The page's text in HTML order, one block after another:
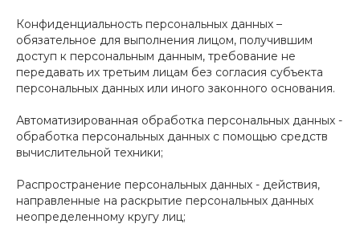
Конфиденциальность персональных данных –
обязательное для выполнения лицом, получившим
доступ к персональным данным, требование не
передавать их третьим лицам без согласия субъекта
персональных данных или иного законного основания.
Автоматизированная обработка персональных данных -
обработка персональных данных с помощью средств
вычислительной техники;
Распространение персональных данных - действия,
направленные на раскрытие персональных данных
неопределенному кругу лиц;